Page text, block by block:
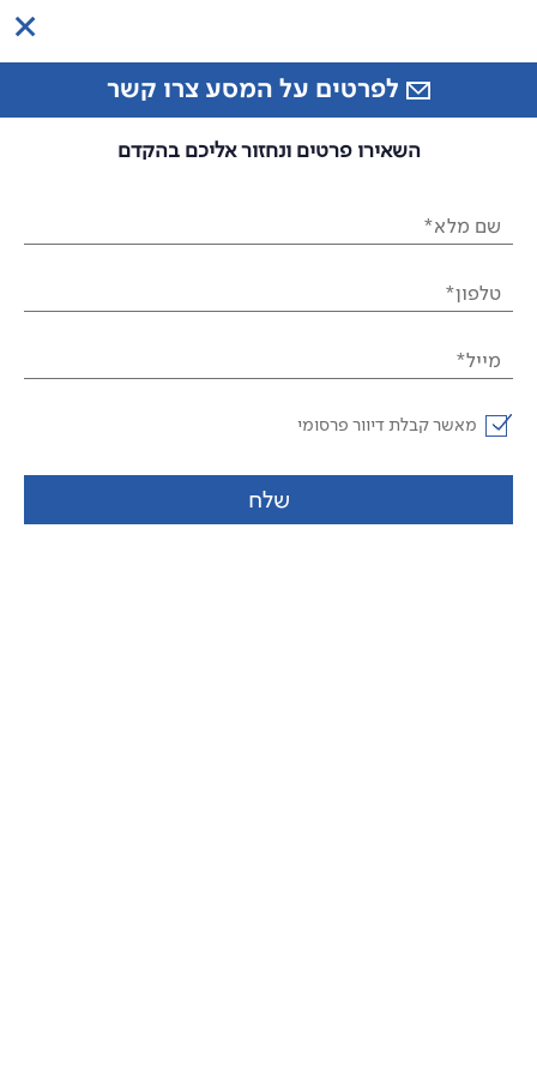
לפרטים על המסע צרו קשר
השאירו פרטים ונחזור אליכם בהקדם
שם מלא*
טלפון*
מייל*
מאשר קבלת דיוור פרסומי
שלח